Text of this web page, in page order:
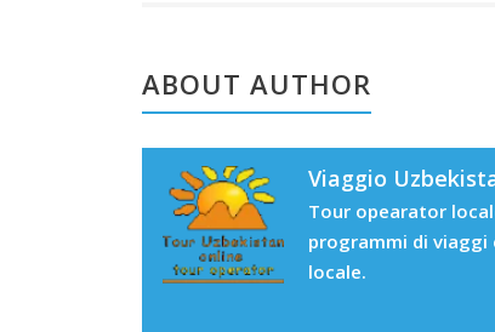
ABOUT AUTHOR
Viaggio
Tour opearator
programmi di
locale.